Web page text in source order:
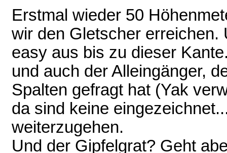
Erstmal wieder 50
wir den Gletscher erreichen.
easy aus bis zu dieser
und auch der Alleingänger,
Spalten gefragt hat (Yak
da sind keine
weiterzugehen.
Und der Gipfelgrat? Geht